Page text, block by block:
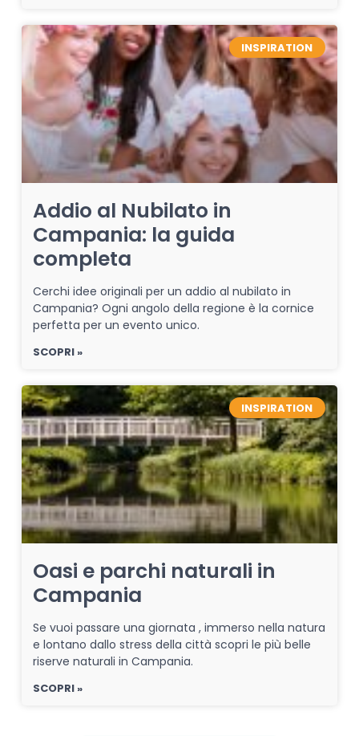
INSPIRATION
Addio al Nubilato in
Campania: la guida
completa
Cerchi idee originali per un addio al nubilato in
Campania? Ogni angolo della regione è la cornice
perfetta per un evento unico.
SCOPRI »
INSPIRATION
Oasi e parchi naturali in
Campania
Se vuoi passare una giornata , immerso nella natura
e lontano dallo stress della città scopri le più belle
riserve naturali in Campania.
SCOPRI »